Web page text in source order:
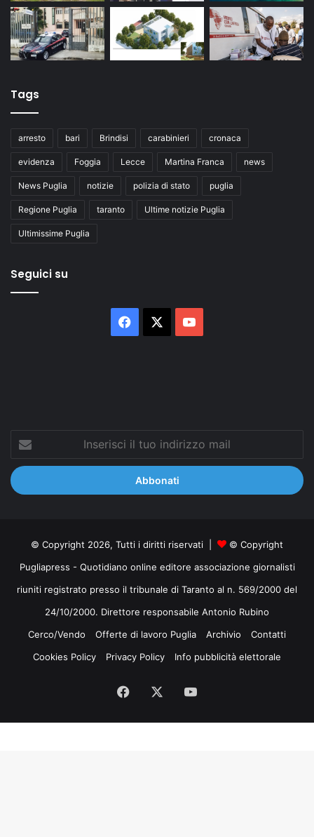
Tags
arresto bari Brindisi carabinieri cronaca
evidenza Foggia Lecce Martina Franca news
News Puglia notizie polizia di stato puglia
Regione Puglia taranto Ultime notizie Puglia
Ultimissime Puglia
Seguici su
Facebook You
tuo
indirizzo
mail
© Copyright 2026, Tutti i diritti riservati |
© Copyright
Pugliapress - Quotidiano online editore associazione giornalisti
riuniti registrato presso il tribunale di Taranto al n. 569/2000 del
24/10/2000. Direttore responsabile Antonio Rubino
Cerco/Vendo
Offerte di lavoro Puglia Archivio
Contatti
Cookies Policy
Privacy Policy Info pubblicità elettorale
Facebook You
Tube